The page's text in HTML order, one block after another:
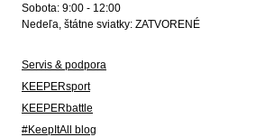
Sobota: 9:00 - 12:00
Nedeľa, štátne sviatky: ZATVORENÉ
Servis & podpora
KEEPERsport
KEEPERbattle
#KeepItAll blog